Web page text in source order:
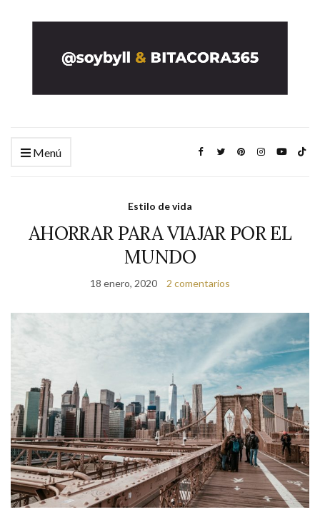
Menú
Estilo de vida
AHORRAR PARA VIAJAR POR EL
MUNDO
18 enero, 2020 2 comentarios